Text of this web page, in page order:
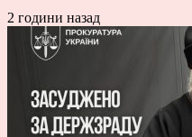
2 години назад